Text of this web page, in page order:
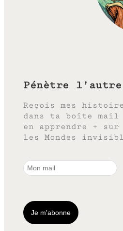
Pénètre l’autre
Reçois mes
dans ta boîte mail
en apprendre +
les Mondes